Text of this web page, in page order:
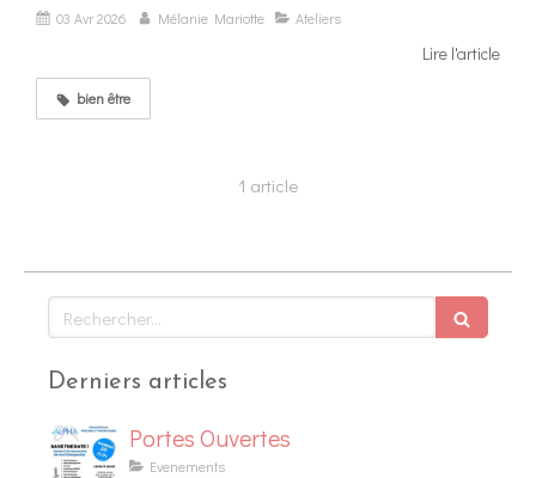
03 Avr 2026 Mélanie Mariotte Ateliers
Lire l'article
bien être
1 article
Rechercher
Derniers articles
Portes Ouvertes
Evenements